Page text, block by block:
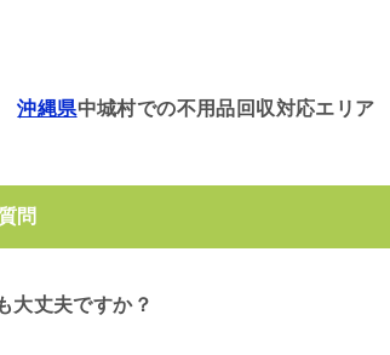
沖縄県中城村での不用品回収対応エリア
問
大丈夫ですか？